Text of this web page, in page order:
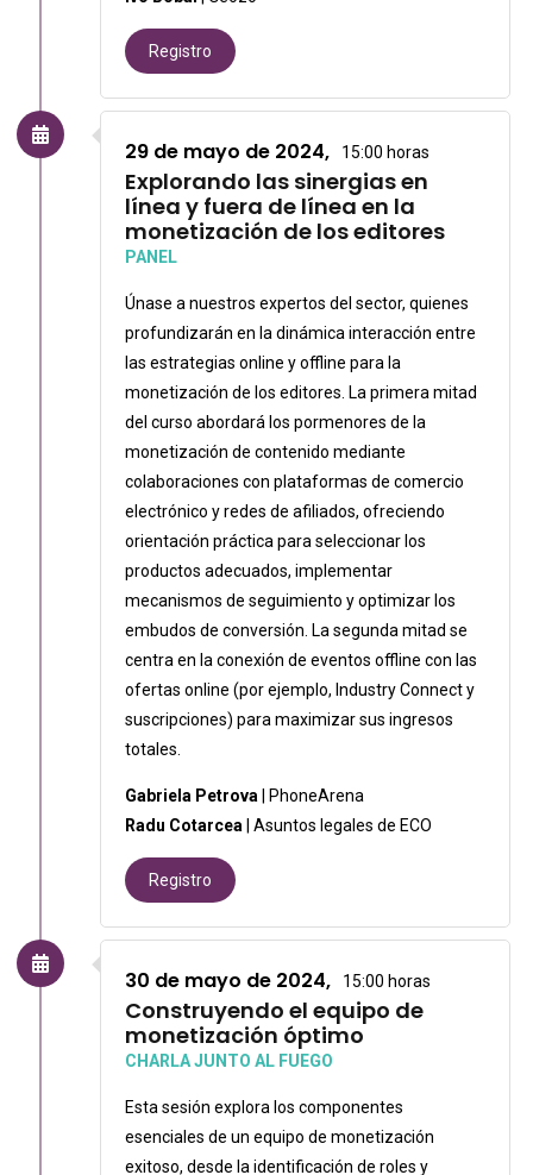
Registro
29 de mayo de 2024, 15:00 horas
Explorando las sinergias en
línea y fuera de línea en la
monetización de los editores
PANEL
Únase a nuestros expertos del sector, quienes
profundizarán en la dinámica interacción entre
las estrategias online y offline para la
monetización de los editores. La primera mitad
del curso abordará los pormenores de la
monetización de contenido mediante
colaboraciones con plataformas de comercio
electrónico y redes de afiliados, ofreciendo
orientación práctica para seleccionar los
productos adecuados, implementar
mecanismos de seguimiento y optimizar los
embudos de conversión. La segunda mitad se
centra en la conexión de eventos offline con las
ofertas online (por ejemplo, Industry Connect y
suscripciones) para maximizar sus ingresos
totales.
Gabriela Petrova
| PhoneArena
Radu Cotarcea
| Asuntos legales de ECO
Registro
30 de mayo de 2024, 15:00 horas
Construyendo el equipo de
monetización óptimo
CHARLA JUNTO AL FUEGO
Esta sesión explora los componentes
esenciales de un equipo de monetización
exitoso, desde la identificación de roles y